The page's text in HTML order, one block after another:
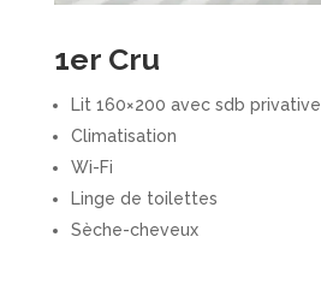
1er Cru
Lit 160×200 avec sdb privative
Climatisation
Wi-Fi
Linge de toilettes
Sèche-cheveux